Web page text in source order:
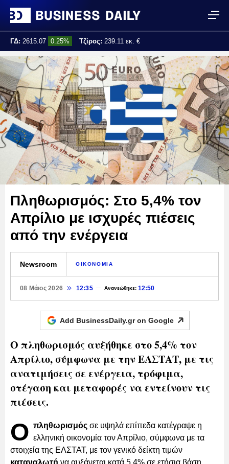
ΓΔ: 2615.07 0.25% Τζίρος: 239.11 εκ. €
Τελ. ενημέρωση: 17:25:01
Πληθωρισμός: Στο 5,4% τον
Απρίλιο με ισχυρές πιέσεις
από την ενέργεια
Newsroom ΟΙΚΟΝΟΜΙΑ
08 Μάιος 2026 12:35 Ανανεώθηκε:12:50
Add BusinessDaily.gr on Google
Ο πληθωρισμός αυξήθηκε στο 5,4% τον
Απρίλιο, σύμφωνα με την ΕΛΣΤΑΤ, με τις
ανατιμήσεις σε ενέργεια, τρόφιμα,
στέγαση και μεταφορές να εντείνουν τις
πιέσεις.
Ο πληθωρισμός σε υψηλά επίπεδα κατέγραψε η
ελληνική οικονομία τον Απρίλιο, σύμφωνα με τα
στοιχεία της ΕΛΣΤΑΤ, με τον γενικό δείκτη τιμών
καταναλωτή να αυξάνεται κατά 5,4% σε ετήσια βάση,